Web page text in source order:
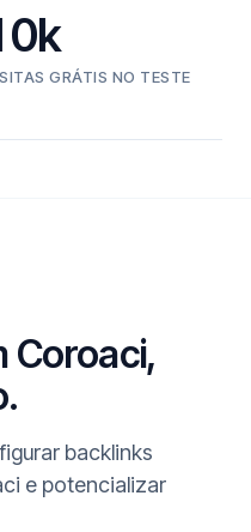
GRÁTIS NO TESTE
Coroaci,
backlinks
e potencializar